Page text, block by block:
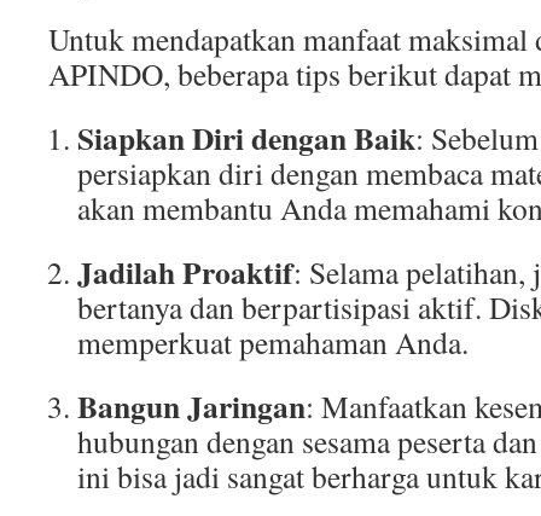
Untuk mendapatkan manfaat
APINDO, beberapa tips berikut dapat
Siapkan Diri dengan Baik:
persiapkan diri dengan membaca
akan membantu Anda memahami
Jadilah Proaktif: Selama pelatihan,
bertanya dan berpartisipasi aktif.
memperkuat pemahaman Anda.
Bangun Jaringan: Manfaatkan
hubungan dengan sesama peserta
ini bisa jadi sangat berharga untuk